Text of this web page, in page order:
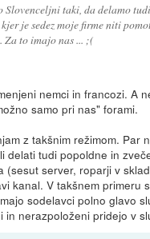
Slovenceljni taki, da delamo
je sedez moje firme niti
to imajo nas ... ;(
nemci in francozi. A
samo pri nas" forami.
z takšnim režimom. Par
delati tudi popoldne in
(sesut server, roparji v
kanal. V takšnem primeru
sodelavci polno glavo
in nerazpoloženi pridejo v